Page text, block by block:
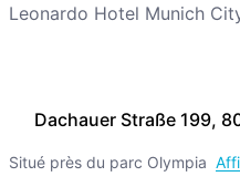
Dachauer Straße 199,
Situé près du parc Olympia
Leonardo Hotel Munich